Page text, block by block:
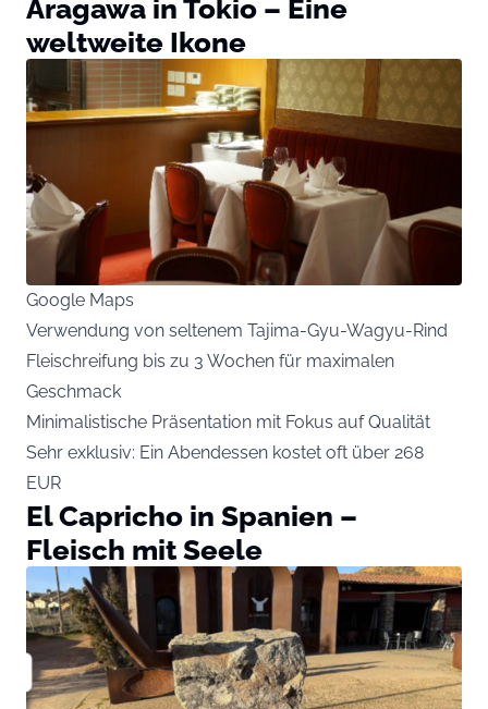
Aragawa in Tokio – Eine
weltweite Ikone
Google Maps
Verwendung von seltenem Tajima-Gyu-Wagyu-Rind
Fleischreifung bis zu 3 Wochen für maximalen
Geschmack
Minimalistische Präsentation mit Fokus auf Qualität
Sehr exklusiv: Ein Abendessen kostet oft über 268
EUR
El Capricho in Spanien –
Fleisch mit Seele